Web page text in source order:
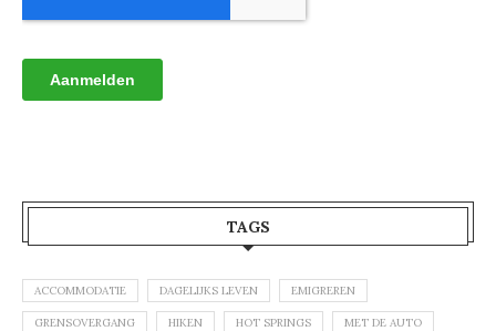
TAGS
ACCOMMODATIE DAGELIJKS LEVEN EMIGREREN
GRENSOVERGANG HIKEN HOT SPRINGS MET DE AUTO